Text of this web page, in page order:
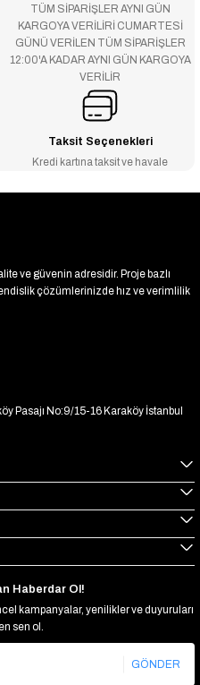
TÜM SİPARİŞLER AYNI GÜN
KARGOYA VERİLİRİ CUMARTESİ
GÜNÜ VERİLEN TÜM SİPARİŞLER
12:00'A KADAR AYNI GÜN KARGOYA
VERİLİR
Taksit Seçenekleri
Kredi kartına taksit ve havale
ve güvenin adresidir. Proje bazlı
çözümlerinizde hız ve verimlilik
Pasajı No:9/15-16 Karaköy İstanbul
Haberdar Ol!
kampanyalar, yenilikler ve duyuruları
sen ol.
GÖNDER